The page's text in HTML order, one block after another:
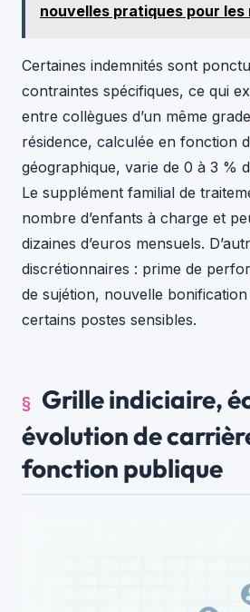
nouvelles pratiques pour les
Certaines indemnités sont
contraintes spécifiques, ce qui
entre collègues d’un même
résidence, calculée en fonction
géographique, varie de 0 à 3 %
Le supplément familial de
nombre d’enfants à charge et
dizaines d’euros mensuels.
discrétionnaires : prime de
de sujétion, nouvelle
certains postes sensibles.
Grille indiciaire,
évolution de
fonction publique